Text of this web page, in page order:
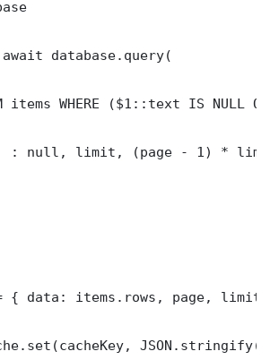
database.query(
items WHERE ($1::text IS NULL
: null, limit, (page - 1) *
{ data: items.rows, page,